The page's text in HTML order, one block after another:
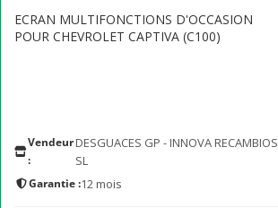
ECRAN MULTIFONCTIONS D'OCCASION
POUR CHEVROLET CAPTIVA (C100)
Vendeur
:
DESGUACES GP - INNOVA RECAMBIOS
SL
Garantie :12 mois